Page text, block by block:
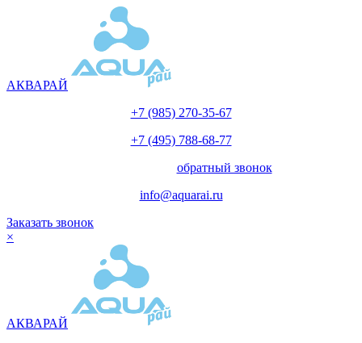
АКВАРАЙ
+7 (985) 270-35-67
+7 (495) 788-68-77
обратный звонок
info@aquarai.ru
Заказать звонок
×
АКВАРАЙ